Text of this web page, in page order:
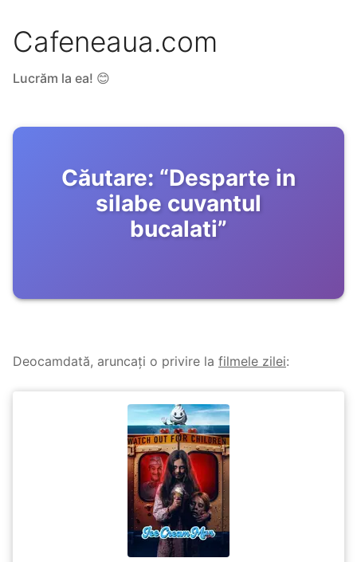
Cafeneaua.com
Lucrăm la ea! 😊
Căutare: “Desparte in
silabe cuvantul
bucalati”
Deocamdată, aruncați o privire la filmele zilei: